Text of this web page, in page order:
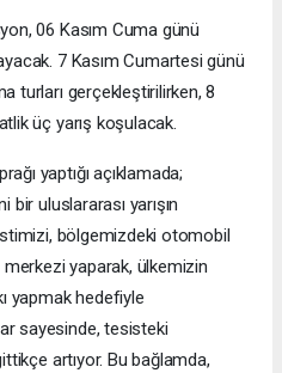
06 Kasım Cuma günü
7 Kasım Cumartesi günü
turları gerçekleştirilirken, 8
üç yarış koşulacak.
yaptığı açıklamada;
bir uluslararası yarışın
bölgemizdeki otomobil
merkezi yaparak, ülkemizin
yapmak hedefiyle
sayesinde, tesisteki
artıyor. Bu bağlamda,